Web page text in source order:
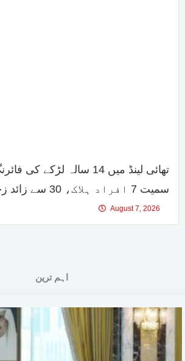
تھائی لینڈ میں 14 سالہ
سمیت 7 افراد ہلاک، 30 سے زائد زخمی
August 7, 2026
اہم ترین